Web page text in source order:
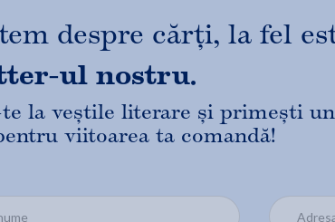
despre cărți, la fel
ul nostru.
te la veștile literare și primești
viitoarea ta comandă!